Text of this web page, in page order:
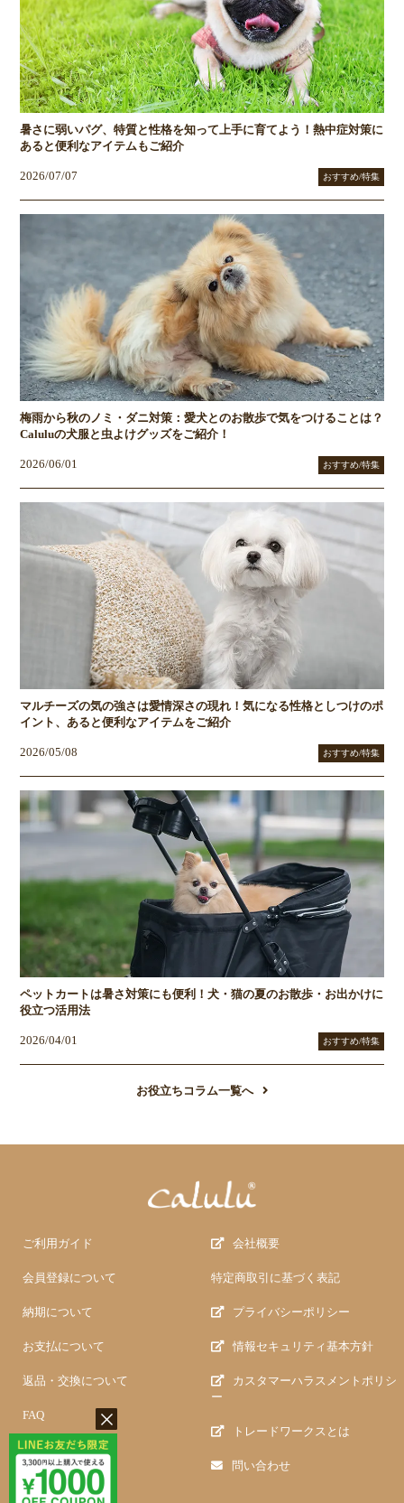
暑さに弱いパグ、特質と性格を知って上手に育てよう！熱中症対策に
あると便利なアイテムもご紹介
2026/07/07 おすすめ/特集
梅雨から秋のノミ・ダニ対策：愛犬とのお散歩で気をつけることは？
Caluluの犬服と虫よけグッズをご紹介！
2026/06/01 おすすめ/特集
マルチーズの気の強さは愛情深さの現れ！気になる性格としつけのポ
イント、あると便利なアイテムをご紹介
2026/05/08 おすすめ/特集
ペットカートは暑さ対策にも便利！犬・猫の夏のお散歩・お出かけに
役立つ活用法
2026/04/01 おすすめ/特集
お役立ちコラム一覧へ
ご利用ガイド
会員登録について
納期について
お支払について
返品・交換について
FAQ
会社概要
特定商取引に基づく表記
プライバシーポリシー
情報セキュリティ基本方針
カスタマーハラスメントポリシ
ー
トレードワークスとは
問い合わせ